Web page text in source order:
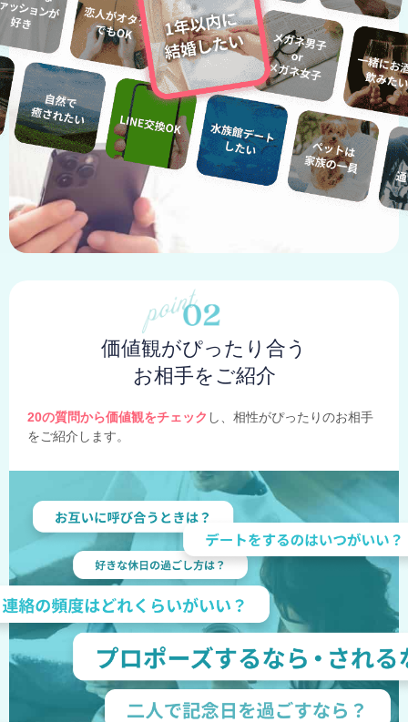
価値観がぴったり合う
お相手をご紹介
20の質問から価値観をチェック し、相性がぴったりのお相手
をご紹介します。